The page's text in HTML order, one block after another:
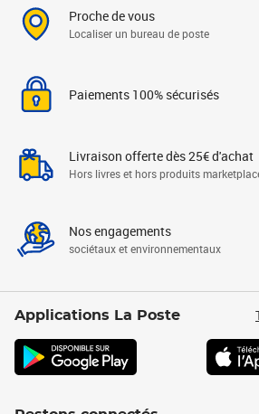
Proche de vous
Localiser un bureau de poste
Paiements 100% sécurisés
Livraison offerte dès 25€ d'achat
Hors livres et hors produits
Nos engagements
sociétaux et environnementaux
Applications La Poste